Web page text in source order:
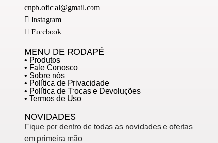
cnpb.oficial@gmail.com
Instagram
Facebook
MENU DE RODAPÉ
• Produtos
• Fale Conosco
• Sobre nós
• Política de Privacidade
• Política de Trocas e Devoluções
• Termos de Uso
NOVIDADES
Fique por dentro de todas as novidades e ofertas
em primeira mão